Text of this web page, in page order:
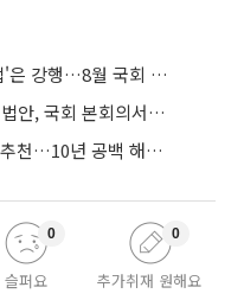
'선관위 특검' 합의했지만 '형소법'은 강행…8월 국회 '입법 2차전' 예고
회의서 민주당 주도 통과
민주, 특별감찰관 후보에 최길수 추천…10년 공백 해소 속도
슬퍼요
0
추가취재 원해요
0